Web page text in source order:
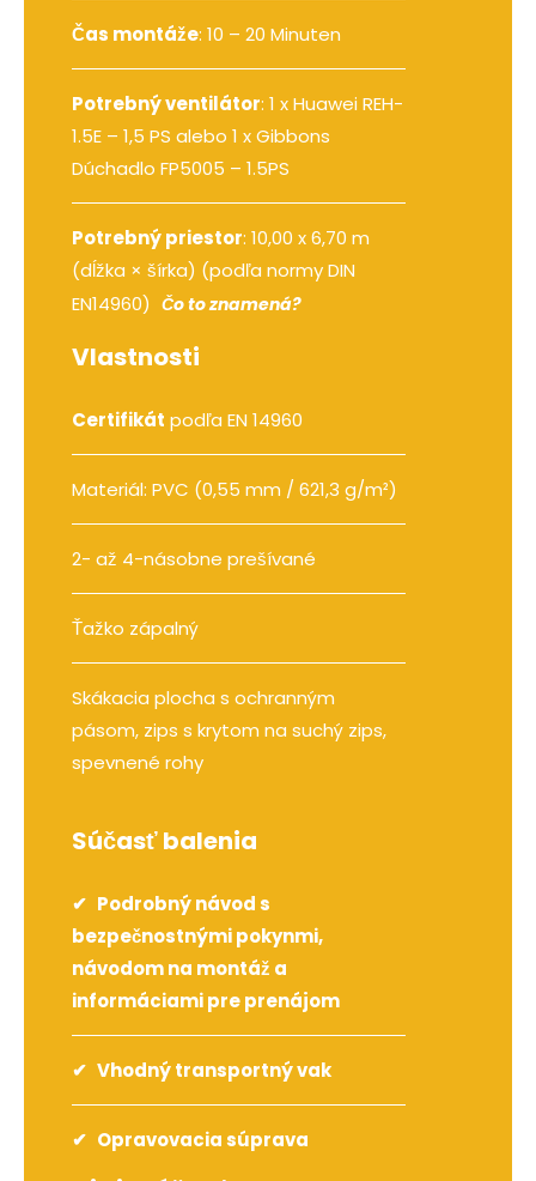
Čas montáže: 10 – 20 Minuten
Potrebný ventilátor: 1 x Huawei REH-
1.5E – 1,5 PS alebo 1 x Gibbons
Dúchadlo FP5005 – 1.5PS
Potrebný priestor: 10,00 x 6,70 m
(dĺžka × šírka) (podľa normy DIN
EN14960) Čo to znamená?
Vlastnosti
Certifikát podľa EN 14960
Materiál: PVC (0,55 mm / 621,3 g/m²)
2- až 4-násobne prešívané
Ťažko zápalný
Skákacia plocha s ochranným
pásom, zips s krytom na suchý zips,
spevnené rohy
Súčasť balenia
Podrobný návod s
bezpečnostnými pokynmi,
návodom na montáž a
informáciami pre prenájom
Vhodný transportný vak
Opravovacia súprava